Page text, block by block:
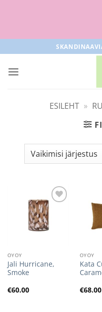
to
content
ESILEHT »
Lisa
soovilisti
OYOY
Jali Hurricane,
Smoke
€60.00
OYOY
Kata
€68.00